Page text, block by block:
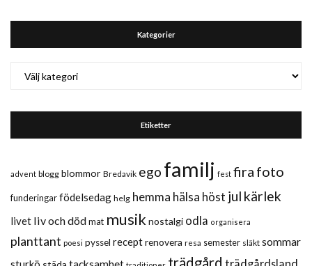
Kategorier
Etiketter
advent blogg blommor Bredavik ego familj fest fira foto
funderingarfödelsedag helg hemma hälsa höst jul kärlek
livet liv och dödmat musiknostalgi odla organisera
planttant poesi pyssel receptrenovera resa semester släkt sommar